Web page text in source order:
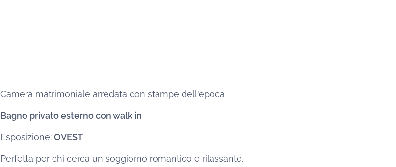
Camera matrimoniale arredata con stampe dell'epoca
Bagno privato esterno con walk in
Esposizione: OVEST
Perfetta per chi cerca un soggiorno romantico e rilassante.